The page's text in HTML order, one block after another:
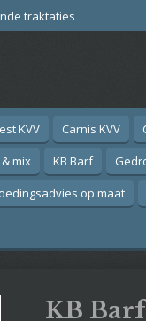
traktaties
KVV Carnis KVV
mix KB Barf
op maat
KB